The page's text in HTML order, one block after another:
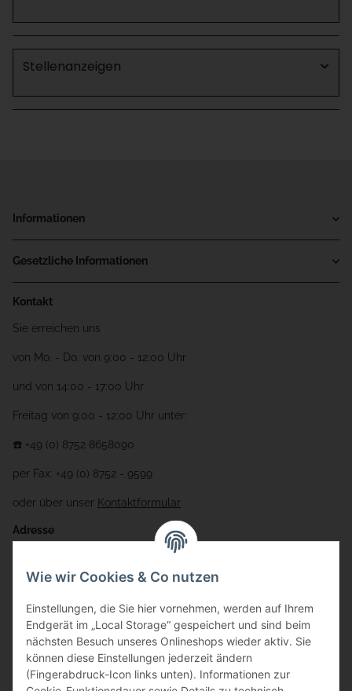
Stellenanzeigen
Informationen
Gesetzliche Informationen
Kontakt
Sie erreichen uns
von Mo. - Do. von 9:00 - 12:00 Uhr
und von 14:00 - 17:00 Uhr
Freitag von 9:00 - 12:00 Uhr unter:
☎️ +49 (0) 8752 8658090
per Fax: +49 (0) 8752 - 9599
oder über unser Kontaktformular
Adresse
Gewerbering 17
84072 Au i.d. Hallertau
info@bauer-tore.de
Wie wir Cookies & Co nutzen
Einstellungen, die Sie hier vornehmen, werden auf Ihrem
Endgerät im „Local Storage“ gespeichert und sind beim
nächsten Besuch unseres Onlineshops wieder aktiv. Sie
können diese Einstellungen jederzeit ändern
(Fingerabdruck-Icon links unten). Informationen zur